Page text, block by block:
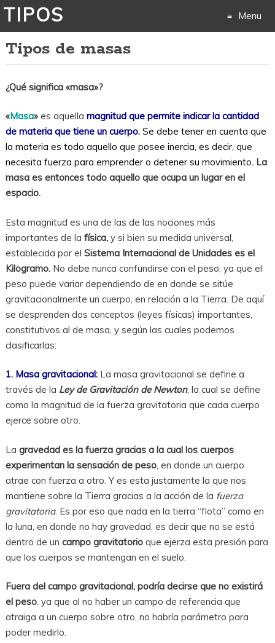
TIPOS Menu
Tipos de masas
¿Qué significa «masa»?
«Masa» es aquella magnitud que permite indicar la cantidad
de materia que tiene un cuerpo.Se debe tener en cuenta que
la materia es todo aquello que posee inercia, es decir, que
necesita fuerza para emprender o detener su movimiento. La
masa es entonces todo aquello que ocupa un lugar en el
espacio.
Esta magnitud es una de las de las nociones más
importantes de la física,y si bien su medida universal,
establecida por el Sistema Internacional de Unidades es el
Kilogramo.No debe nunca confundirse con el peso, ya que el
peso puede variar dependiendo de en donde se sitúe
gravitacionalmente un cuerpo, en relación a la Tierra. De aquí
se desprenden dos conceptos (leyes físicas) importantes,
constitutivos al de masa, y según las cuales podemos
clasificarlas:
1. Masa gravitacional: La masa gravitacional se define a
través de la Ley de Gravitación de Newton, la cual se define
como la magnitud de la fuerza gravitatoria que cada cuerpo
ejerce sobre otro.
La gravedad es la fuerza gracias a la cual los cuerpos
experimentan la sensación de peso, en donde un cuerpo
atrae con fuerza a otro. Y es esta justamente la que nos
mantiene sobre la Tierra gracias a la acción de la fuerza
gravitatoria. Es por eso que nada en la tierra “flota” como en
la luna, en donde no hay gravedad, es decir que no se está
dentro de un campo gravitatorioque ejerza esta presión para
que los cuerpos se mantengan en el suelo.
Fuera del campo gravitacional, podría decirse que no existirá
el peso, ya que al no haber un campo de referencia que
atraiga a un cuerpo sobre otro, no habría parámetro para
poder medirlo.